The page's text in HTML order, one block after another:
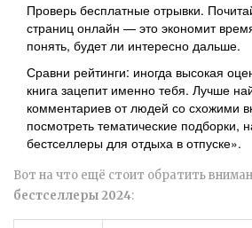
Проверь бесплатные отрывки.
страниц онлайн — это экономит
понять, будет ли интересно дальше.
Сравни рейтинги: иногда высокая
книга зацепит именно тебя. Лучше
комментариев от людей со схожими
посмотреть тематические подборки,
бестселлеры для отдыха в отпуске».
Вот на что ещё стоит обратить
бестселлеры 2024: